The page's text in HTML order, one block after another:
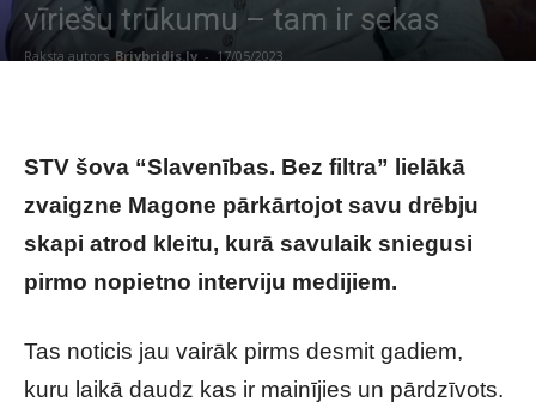
vīriešu trūkumu – tam ir sekas
Raksta autors Brivbridis.lv - 17/05/2023
STV šova “Slavenības. Bez filtra” lielākā
zvaigzne Magone pārkārtojot savu drēbju
skapi atrod kleitu, kurā savulaik sniegusi
pirmo nopietno interviju medijiem.
Tas noticis jau vairāk pirms desmit gadiem,
kuru laikā daudz kas ir mainījies un pārdzīvots.